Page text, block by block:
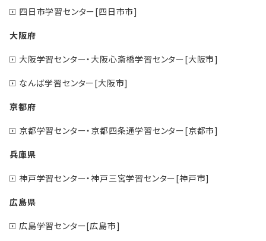
四日市学習センター[四日市市]
大阪府
大阪学習センター・大阪心斎橋学習センター[大阪市]
なんば学習センター[大阪市]
京都府
京都学習センター・京都四条通学習センター[京都市]
兵庫県
神戸学習センター・神戸三宮学習センター[神戸市]
広島県
広島学習センター[広島市]